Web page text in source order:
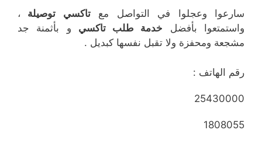
سارعوا وعجلوا في التواصل معتاكسي توصيلة ،
واستمتعوا بأفضل خدمة طلب تاكسي و بأثمنة جد
مشجعة ومحفزة ولا تقبل نفسها كبديل .
رقم الهاتف :
25430000
1808055